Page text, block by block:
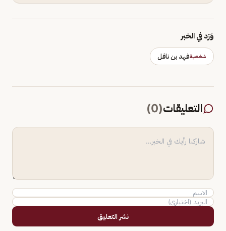
وَرَد في الخبر
شخصيةفهد بن نافل
التعليقات(
0
)
نشر التعليق